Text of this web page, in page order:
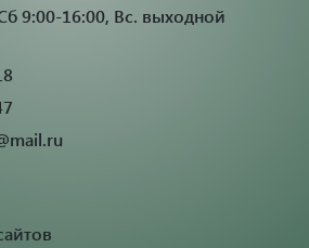
9:00-16:00, Вс. выходной